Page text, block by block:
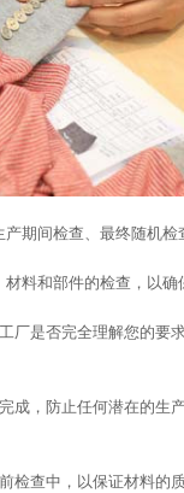
期间检查、最终随机检
料和部件的检查，以确
厂是否完全理解您的要
成，防止任何潜在的生
检查中，以保证材料的质